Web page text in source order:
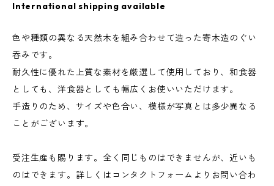
International shipping available
色や種類の異なる天然木を組み合わせて造った寄木造のぐい
呑みです。
耐久性に優れた上質な素材を厳選して使用しており、和食器
としても、洋食器としても幅広くお使いいただけます。
手造りのため、サイズや色合い、模様が写真とは多少異なる
ことがございます。
受注生産も賜ります。全く同じものはできませんが、近いも
のはできます。詳しくはコンタクトフォームよりお問い合わ